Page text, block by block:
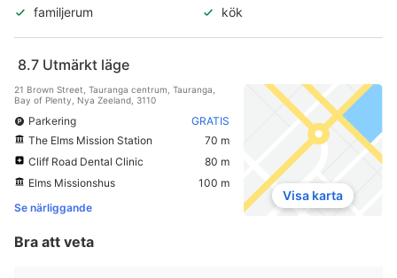
familjerum
kök
8.7 Utmärkt läge
21 Brown Street, Tauranga centrum, Tauranga,
Bay of Plenty, Nya Zeeland, 3110
Parkering
GRATIS
The Elms Mission Station
70 m
Cliff Road Dental Clinic
80 m
Elms Missionshus
100 m
Se närliggande
Visa karta
Bra att veta